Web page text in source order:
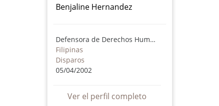
Benjaline Hernandez
Defensora de Derechos Humanos
Filipinas
Disparos
05/04/2002
Ver el perfil completo